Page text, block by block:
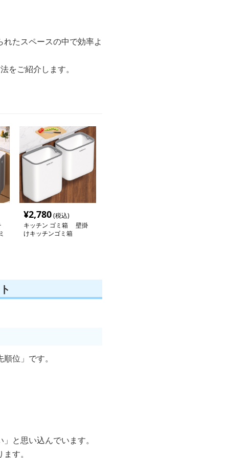
たスペースの中で効率よ
をご紹介します。
¥2,780(税込)
キッチン ゴミ箱 壁掛
けキッチンゴミ箱
位」です。
と思い込んでいます。
す。